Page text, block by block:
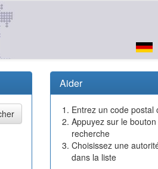
Aider
Entrez un code postal
Appuyez sur le
recherche
Choisissez une
dans la liste